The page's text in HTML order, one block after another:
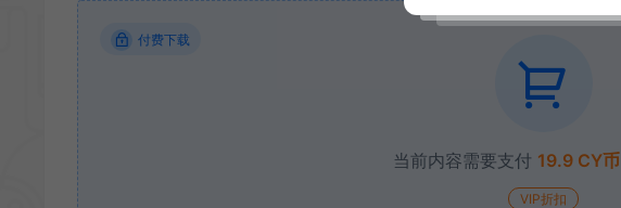
付费下载
当前内容需要支付 19.9 CY币
VIP折扣